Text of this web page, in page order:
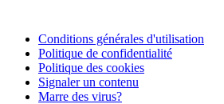
Conditions générales d'utilisation
Politique de confidentialité
Politique des cookies
Signaler un contenu
Marre des virus?